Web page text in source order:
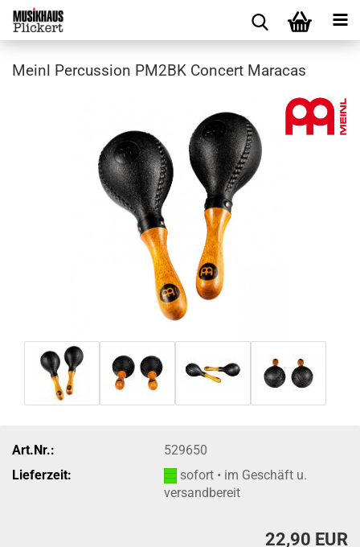
Meinl Percussion PM2BK Concert Maracas
Art.Nr.:
529650
Lieferzeit:
sofort • im Geschäft u.
versandbereit
22,90 EUR